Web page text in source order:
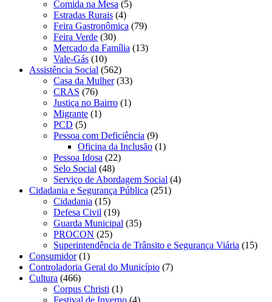
Comida na Mesa (5)
Estradas Rurais (4)
Feira Gastronômica (79)
Feira Verde (30)
Mercado da Família (13)
Vale-Gás (10)
Assistência Social (562)
Casa da Mulher(33)
CRAS (76)
Justiça no Bairro (1)
Migrante (1)
PCD (5)
Pessoa com Deficiência (9)
Oficina da Inclusão (1)
Pessoa Idosa (22)
Selo Social (48)
Serviço de Abordagem Social (4)
Cidadania e Segurança Pública (251)
Cidadania (15)
Defesa Civil (19)
Guarda Municipal (35)
PROCON (25)
Superintendência de Trânsito e Segurança Viária (15)
Consumidor(1)
Controladoria Geral do Município (7)
Cultura (466)
Corpus Christi (1)
Festival de Inverno (4)